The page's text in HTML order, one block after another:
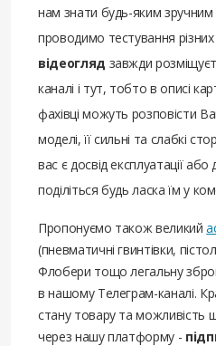
нам знати будь-яким
проводимо тестування
відеогляд завжди
каналі і тут, тобто в описі
фахівці можуть розповісти
моделі, її сильні та слабкі
вас є досвід експлуатації
поділіться будь ласка їм у
Пропонуємо також великий
(пневматичні гвинтівки,
Флобери тощо легальну
в нашому Телеграм-каналі.
стану товару та можливість
через нашу платформу -